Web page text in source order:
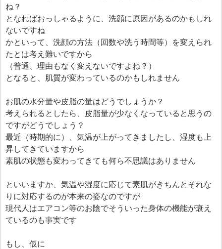
ね？
となればおっしゃるように、洗顔に原因があるのかもしれ
ないですね
かといって、洗顔の方法（回数や洗う時間等）を変えられ
たとは考え難いですから
（普通、理由もなく変えないですよね？）
となると、肌質が変わっているのかもしれません
お肌の水分量や皮脂の量はどうでしょうか？
考えられるとしたら、皮脂量が少なくなっていると思うの
ですがどうでしょう？
最近（時期的に）、気温が上がってきましたし、湿度も上
昇してきていますから
素肌の状態も変わってきても何ら不思議はありません
といいますか、気温や湿度に応じて素肌がきちんとそれな
りに対応するのが本来の姿なのですが
現代人はエアコン等のお陰でそういった身体の機能が衰え
ているのも事実です
もし、仮に